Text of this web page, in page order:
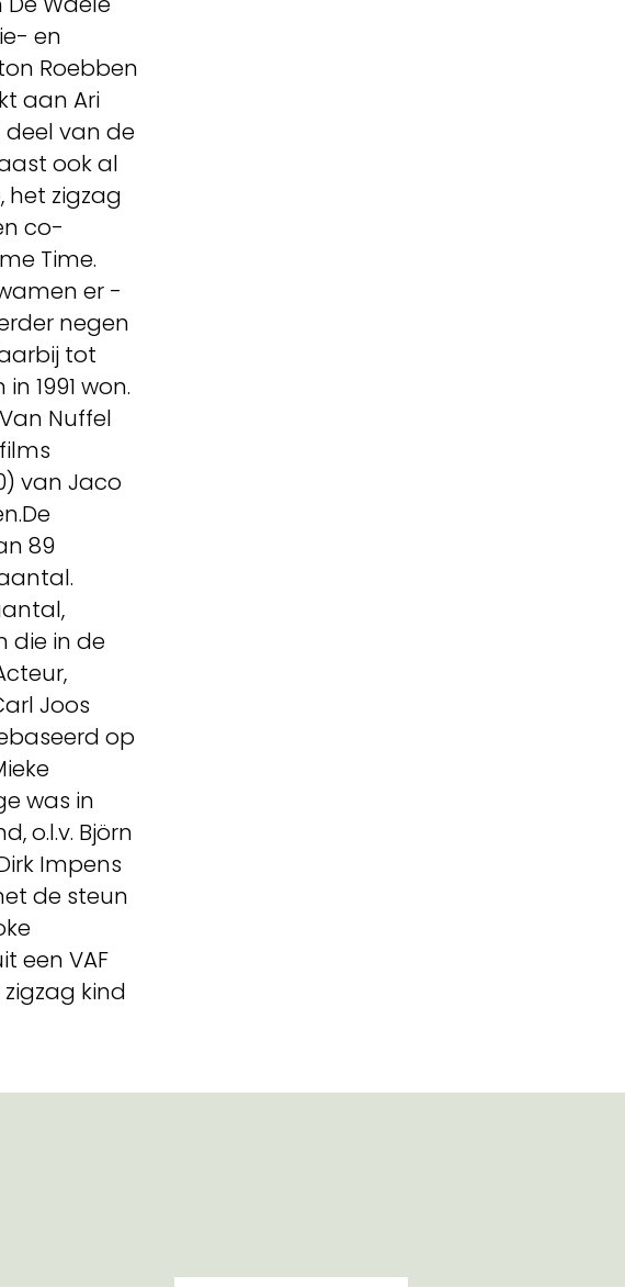
en
Roebben
aan Ari
deel van de
ook al
het zigzag
co-
Time.
er -
negen
tot
1991 won.
Nuffel
van Jaco
89
die in de
Joos
op
was in
o.l.v. Björn
Impens
de steun
een VAF
kind